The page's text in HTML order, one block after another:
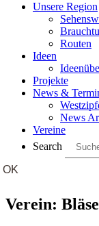
Unsere Region
Routen
Ideen
Projekte
News &
News
Vereine
Search
Verein: